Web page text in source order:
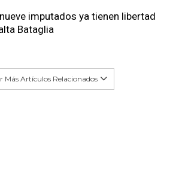
imputados ya tienen libertad
Bataglia
Más Artículos Relacionados